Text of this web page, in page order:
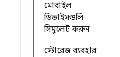
মোবাইল
ডিভাইসগুলি
সিমুলেট করুন
স্টোরেজ ব্যবহার